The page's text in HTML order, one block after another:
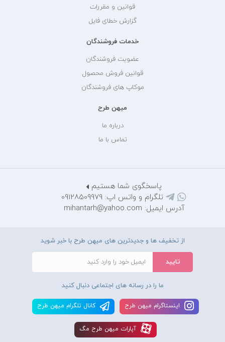
قوانین و مقررات
گزارش خطای فایل
خدمات فروشندگان
عضویت فروشندگان
قوانین فروش محصول
موکاپ های فروشندگان
میهن طرح
درباره ما
تماس با ما
پاسخگوی شما هستیم
تلگرام و واتس اپ: 09128509979
آدرس ایمیل: mihantarh@yahoo.com
از تخفیف ها و جدیدترین های میهن طرح با خبر شوید
ما را در رسانه های اجتماعی دنبال کنید
اينستاگرام ميهن طرح کانال تلگرام ميهن طرح
آپارات ميهن طرح مگ